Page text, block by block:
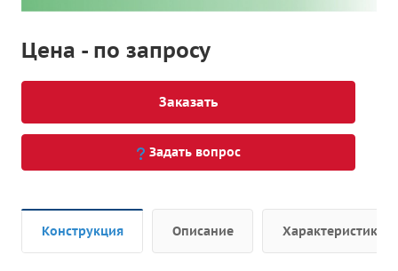
Цена - по запросу
Заказать
Задать вопрос
Конструкция Описание Характеристики